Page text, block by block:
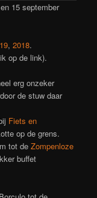
15 september
,2018.
op de link).
erg onzeker
de stuw daar
Fiets en
op de grens.
tot deZompenloze
buffet